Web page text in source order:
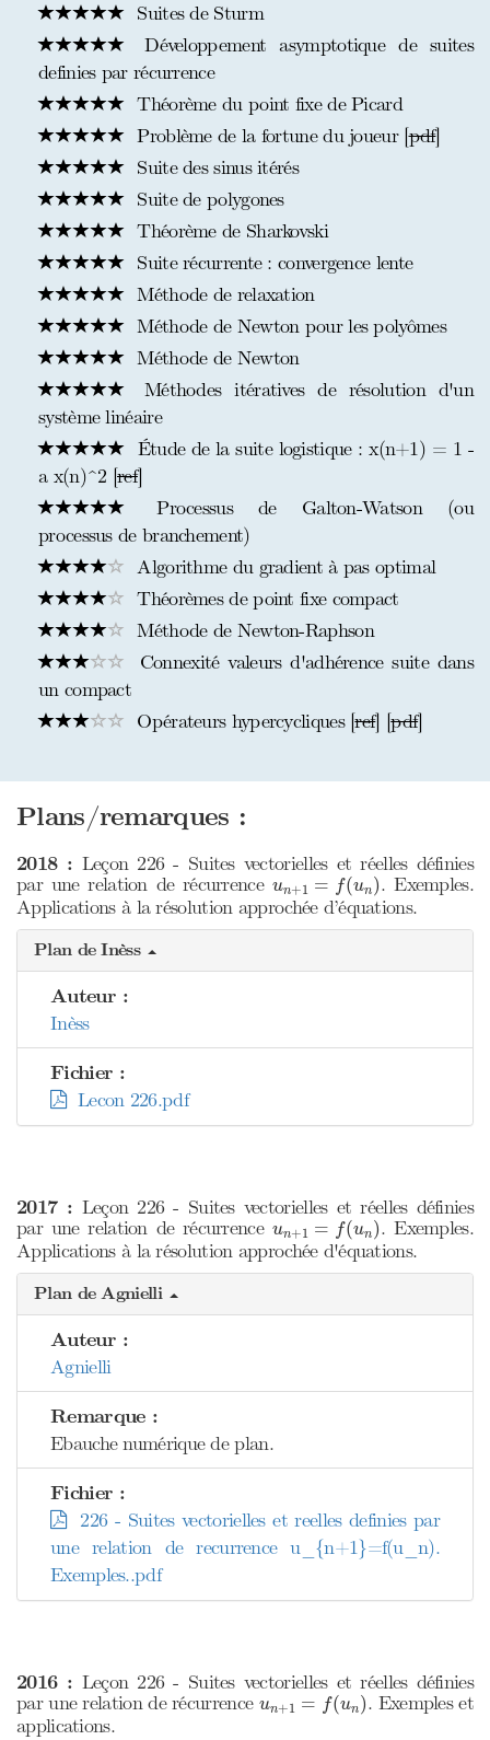
Suites de Sturm
Développement asymptotique de suites
definies par récurrence
Théorème du point fixe de Picard
Problème de la fortune du joueur [pdf]
Suite des sinus itérés
Suite de polygones
Théorème de Sharkovski
Suite récurrente : convergence lente
Méthode de relaxation
Méthode de Newton pour les polyômes
Méthode de Newton
Méthodes itératives de résolution d'un
système linéaire
Étude de la suite logistique : x(n+1) = 1 -
a x(n)^2 [ref]
Processus de Galton-Watson (ou
processus de branchement)
Algorithme du gradient à pas optimal
Théorèmes de point fixe compact
Méthode de Newton-Raphson
Connexité valeurs d'adhérence suite dans
un compact
Opérateurs hypercycliques [ref] [pdf]
Plans/remarques :
2018 : Leçon 226 - Suites vectorielles et réelles définies
par une relation de récurrence un+1 = f(un)
un+1= f(un ) . Exemples.
Applications à la résolution approchée d’équations.
Plan de Inèss
Auteur :
Inèss
Fichier :
Lecon 226.pdf
2017 : Leçon 226 - Suites vectorielles et réelles définies
par une relation de récurrence un+1 = f(un)
un+1= f(un ) . Exemples.
Applications à la résolution approchée d'équations.
Plan de Agnielli
Auteur :
Agnielli
Remarque :
Ebauche numérique de plan.
Fichier :
226 - Suites vectorielles et reelles definies par
une relation de recurrence u_{n+1}=f(u_n).
Exemples..pdf
2016 : Leçon 226 - Suites vectorielles et réelles définies
par une relation de récurrence un+1 = f(un)
un+1=f(un ) . Exemples et
applications.